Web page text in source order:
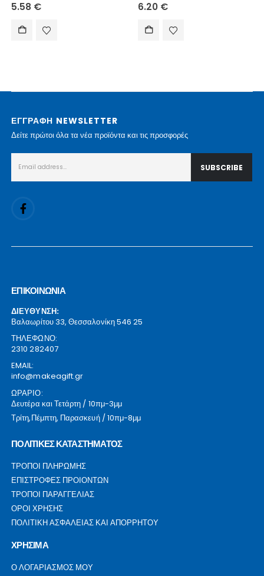
5.58 € 6.20 €
ΕΓΓΡΑΦΗ NEWSLETTER
Δείτε πρώτοι όλα τα νέα προϊόντα και τις προσφορές
ΕΠΙΚΟΙΝΩΝΙΑ
ΔΙΕΥΘΥΝΣΗ:
Βαλαωρίτου 33, Θεσσαλονίκη 546 25
ΤΗΛΕΦΩΝΟ:
2310 282407
EMAIL:
info@makeagift.gr
ΩΡΑΡΙΟ:
Δευτέρα και Τετάρτη / 10πμ-3μμ
Τρίτη,Πέμπτη, Παρασκευή / 10πμ-8μμ
ΠΟΛΙΤΙΚΕΣ ΚΑΤΑΣΤΗΜΑΤΟΣ
ΤΡΟΠΟΙ ΠΛΗΡΩΜΗΣ
ΕΠΙΣΤΡΟΦΕΣ ΠΡΟΙΟΝΤΩΝ
ΤΡΟΠΟΙ ΠΑΡΑΓΓΕΛΙΑΣ
ΟΡΟΙ ΧΡΗΣΗΣ
ΠΟΛΙΤΙΚΗ ΑΣΦΑΛΕΙΑΣ ΚΑΙ ΑΠΟΡΡΗΤΟΥ
ΧΡΗΣΙΜΑ
Ο ΛΟΓΑΡΙΑΣΜΟΣ ΜΟΥ